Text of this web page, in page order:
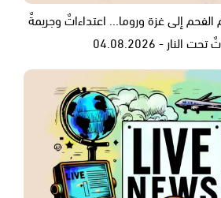
الفحم إلى غزة وروما... اعتداءاتٌ وجريمةٌ
- 04.08.2026